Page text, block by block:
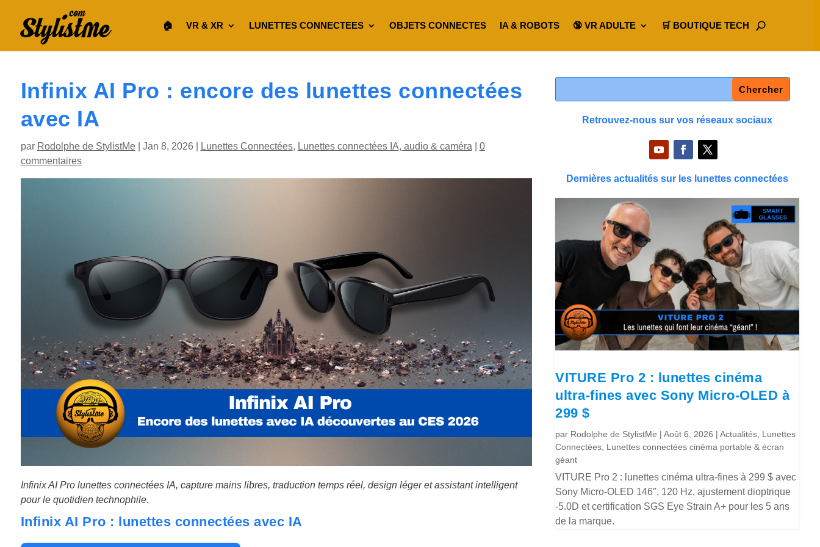
🏠︎ VR & XR LUNETTES CONNECTEES OBJETS CONNECTES IA & ROBOTS 🔞 VR ADULTE 🛒 BOUTIQUE TECH
Infinix AI Pro : encore des lunettes connectées
avec IA
par Rodolphe de StylistMe| Jan 8, 2026 Lunettes Connectées, Lunettes connectées IA, audio & caméra
0
commentaires
Infinix AI Pro lunettes connectées IA, capture mains libres, traduction temps réel, design léger et assistant intelligent
pour le quotidien technophile.
Infinix AI Pro : lunettes connectées avec IA
Retrouvez-nous sur vos réseaux sociaux
Dernières actualités sur les lunettes connectées
VITURE Pro 2 : lunettes cinéma
ultra-fines avec Sony Micro-OLED à
299 $
par Rodolphe de StylistMe |Août 6, 2026 |Actualités Lunettes
Connectées Lunettes connectées cinéma portable & écran
géant
VITURE Pro 2 : lunettes cinéma ultra-fines à 299 $ avec
Sony Micro-OLED 146″, 120 Hz, ajustement dioptrique
-5.0D et certification SGS Eye Strain A+ pour les 5 ans
de la marque.